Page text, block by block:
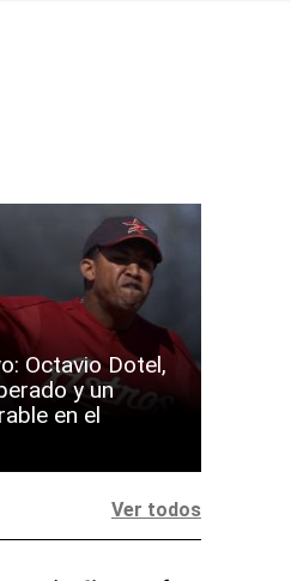
Octavio Dotel,
y un
en el
Ver todos